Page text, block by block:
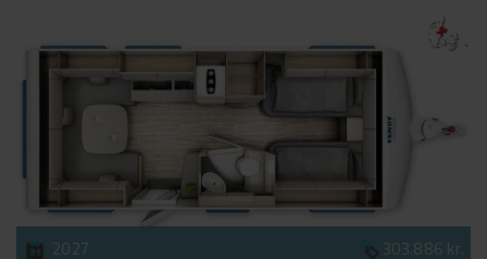
2027 303.886 kr.